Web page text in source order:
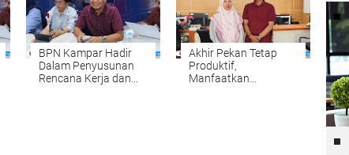
BPN Kampar Hadir
Dalam Penyusunan
Rencana Kerja dan
Akhir Pekan Tetap
Produktif,
Manfaatkan